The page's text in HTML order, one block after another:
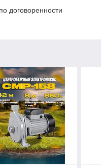
договоренности